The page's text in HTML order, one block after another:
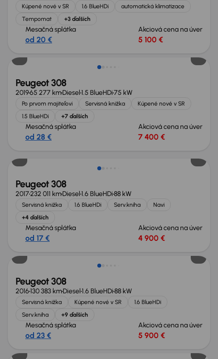
Kúpené nové v SR 1.6 BlueHDi
automatická klimatizace
Tempomat
+3 ďalších
Mesačná splátka
od 20 €
Akciová cena na úver
5 100 €
Peugeot 308
201965 277 kmDiesel1.5 BlueHDi75 kW
Po prvom majiteľovi Servisná knižka
Kúpené nové v SR
1.5 BlueHDi
+7 ďalších
Mesačná splátka
od 28 €
Akciová cena na úver
7 400 €
Peugeot 308
2017232 011 kmDiesel1.6 BlueHDi88 kW
Servisná knižka 1.6 BlueHDi Serv.kniha
Navi
+4 ďalších
Mesačná splátka
od 17 €
Akciová cena na úver
4 900 €
Peugeot 308
2016130 383 kmDiesel1.6 BlueHDi88 kW
Servisná knižka Kúpené nové v SR
1.6 BlueHDi
Serv.kniha
+9 ďalších
Mesačná splátka
od 23 €
Akciová cena na úver
5 900 €